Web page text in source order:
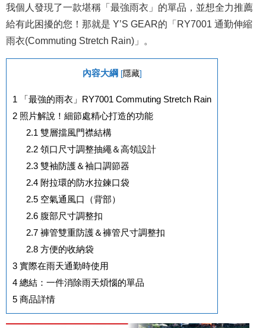
我個人發現了一款堪稱「最強雨衣」的單品，並想全力推薦
給有此困擾的您！那就是 Y’S GEAR的「RY7001 通勤伸縮
雨衣(Commuting Stretch Rain)」。
內容大綱 [隱藏]
1
「最強的雨衣」RY7001 Commuting Stretch Rain
2 照片解說！細節處精心打造的功能
2.1 雙層擋風門襟結構
2.2領口尺寸調整抽繩＆高領設計
2.3雙袖防護＆袖口調節器
2.4附拉環的防水拉鍊口袋
2.5空氣通風口（背部）
2.6腹部尺寸調整扣
2.7褲管雙重防護＆褲管尺寸調整扣
2.8方便的收納袋
3 實際在雨天通勤時使用
4 總結：一件消除雨天煩惱的單品
5 商品詳情